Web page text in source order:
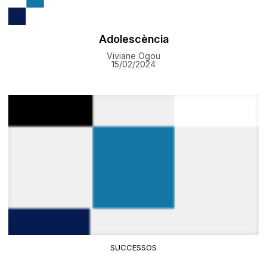
Adolescència
Viviane Ogou
15/02/2024
SUCCESSOS